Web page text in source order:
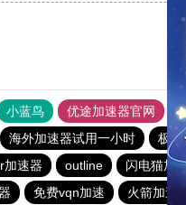
小蓝鸟 优途加速器官网
海外加速器试用一小时 极光
加速器 outline 闪电猫加
免费vqn加速 火箭加速器